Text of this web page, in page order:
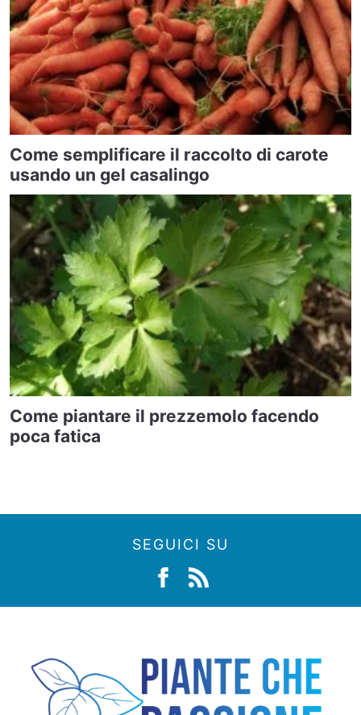
Come semplificare il raccolto di carote
usando un gel casalingo
Come piantare il prezzemolo facendo
poca fatica
SEGUICI SU